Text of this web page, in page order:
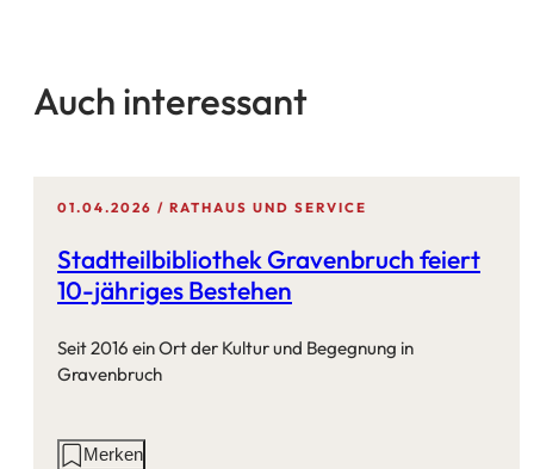
Auch interessant
01.04.2026 RATHAUS UND SERVICE
Stadtteilbibliothek Gravenbruch feiert
10-jähriges Bestehen
Seit 2016 ein Ort der Kultur und Begegnung in
Gravenbruch
AktionenMerken